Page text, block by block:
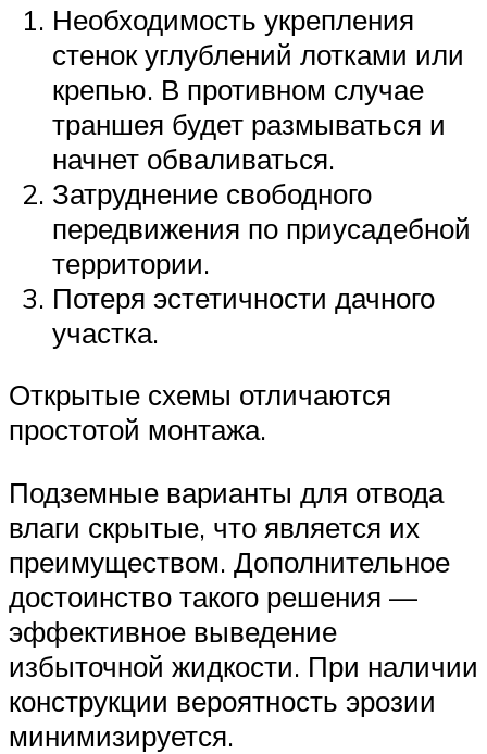
Необходимость укрепления
стенок углублений лотками или
крепью. В противном случае
траншея будет размываться и
начнет обваливаться.
Затруднение свободного
передвижения по приусадебной
территории.
Потеря эстетичности дачного
участка.
Открытые схемы отличаются
простотой монтажа.
Подземные варианты для отвода
влаги скрытые, что является их
преимуществом. Дополнительное
достоинство такого решения —
эффективное выведение
избыточной жидкости. При наличии
конструкции вероятность эрозии
минимизируется.